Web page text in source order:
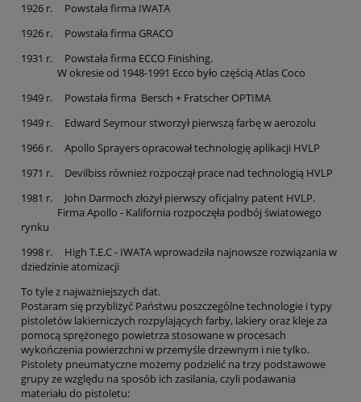
1926 r. Powstała firma IWATA
1926 r. Powstała firma GRACO
1931 r. Powstała firma ECCO Finishing.
W okresie od 1948-1991 Ecco było częścią Atlas Coco
1949 r. Powstała firma Bersch + Fratscher OPTIMA
1949 r. Edward Seymour stworzył pierwszą farbę w aerozolu
1966 r. Apollo Sprayers opracował technologię aplikacji HVLP
1971 r. Devilbiss również rozpoczął prace nad technologią HVLP
1981 r. John Darmoch złożył pierwszy oficjalny patent HVLP.
Firma Apollo - Kalifornia rozpoczęła podbój światowego
rynku
1998 r. High T.E.C - IWATA wprowadziła najnowsze rozwiązania w
dziedzinie atomizacji
To tyle z najważniejszych dat.
Postaram się przybliżyć Państwu poszczególne technologie i typy
pistoletów lakierniczych rozpylających farby, lakiery oraz kleje za
pomocą sprężonego powietrza stosowane w procesach
wykończenia powierzchni w przemyśle drzewnym i nie tylko.
Pistolety pneumatyczne możemy podzielić na trzy podstawowe
grupy ze względu na sposób ich zasilania, czyli podawania
materiału do pistoletu: